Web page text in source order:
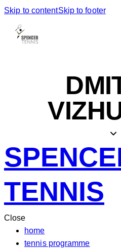
Skip to contentSkip to footer
TENNIS
Close
home
tennis programme